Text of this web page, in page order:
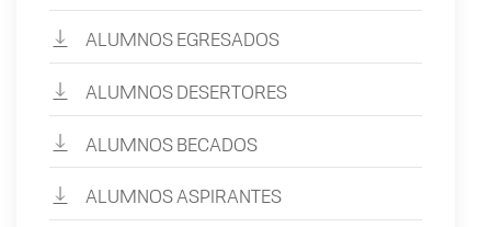
ALUMNOS EGRESADOS
ALUMNOS DESERTORES
ALUMNOS BECADOS
ALUMNOS ASPIRANTES